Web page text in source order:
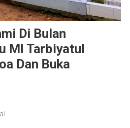
Di Bulan
MI Tarbiyatul
Dan Buka